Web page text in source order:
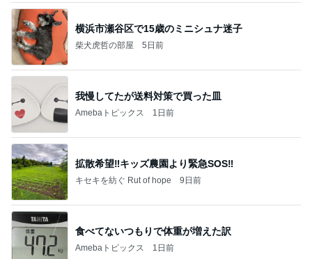
横浜市瀬谷区で15歳のミニシュナ迷子
柴犬虎哲の部屋 5日前
我慢してたが送料対策で買った皿
Amebaトピックス 1日前
拡散希望‼️キッズ農園より緊急SOS‼️
キセキを紡ぐ Rut of hope 9日前
食べてないつもりで体重が増えた訳
Amebaトピックス 1日前